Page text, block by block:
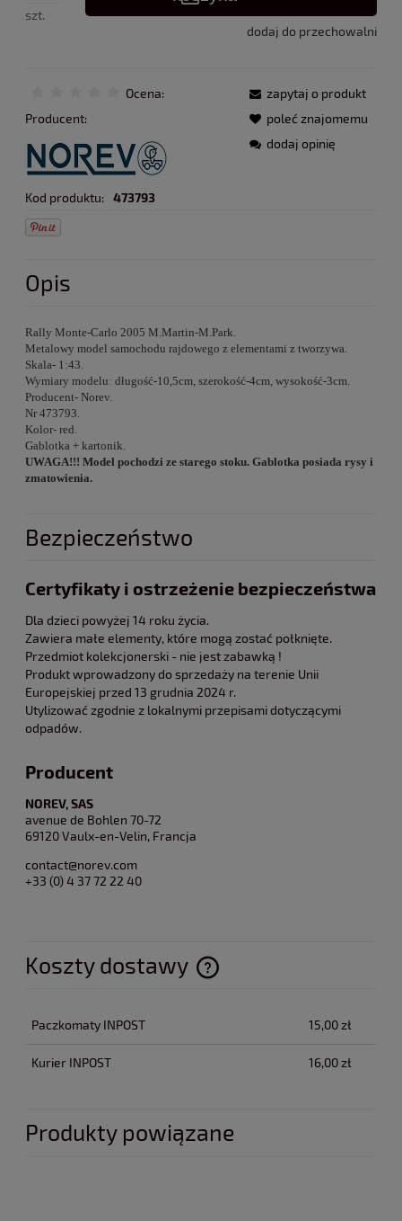
szt.
dodaj do przechowalni
Ocena:
Producent:
Kod produktu: 473793
zapytaj o produkt
poleć znajomemu
dodaj opinię
Opis
Rally Monte-Carlo 2005 M.Martin-M.Park.
Metalowy model samochodu rajdowego z elementami z tworzywa.
Skala- 1:43.
Wymiary modelu: długość-10,5cm, szerokość-4cm, wysokość-3cm.
Producent- Norev.
Nr 473793.
Kolor- red.
Gablotka + kartonik.
UWAGA!!! Model pochodzi ze starego stoku. Gablotka posiada rysy i
zmatowienia.
Bezpieczeństwo
Certyfikaty i ostrzeżenie bezpieczeństwa
Dla dzieci powyżej 14 roku życia.
Zawiera małe elementy, które mogą zostać połknięte.
Przedmiot kolekcjonerski - nie jest zabawką !
Produkt wprowadzony do sprzedaży na terenie Unii
Europejskiej przed 13 grudnia 2024 r.
Utylizować zgodnie z lokalnymi przepisami dotyczącymi
odpadów.
Producent
NOREV, SAS
avenue de Bohlen 70-72
69120 Vaulx-en-Velin, Francja
contact@norev.com
+33 (0) 4 37 72 22 40
Koszty dostawy
Cena nie zawiera ewentualnych kosztów płatności
Paczkomaty INPOST 15,00 zł
Kurier INPOST 16,00 zł
Produkty powiązane